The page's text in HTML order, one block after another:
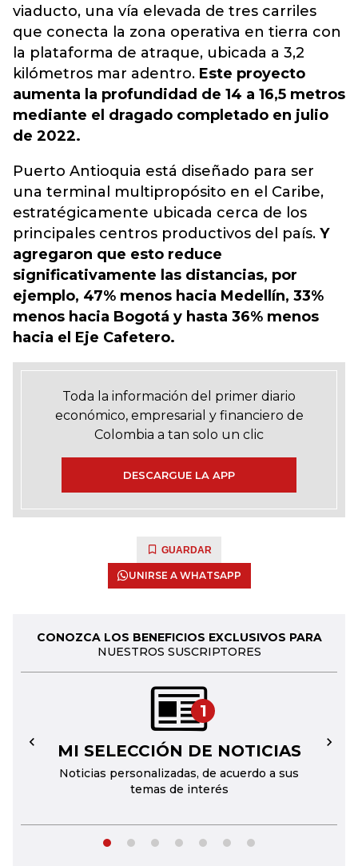
viaducto, una vía elevada de tres carriles
que conecta la zona operativa en tierra con
la plataforma de atraque, ubicada a 3,2
kilómetros mar adentro. Este proyecto
aumenta la profundidad de 14 a 16,5 metros
mediante el dragado completado en julio
de 2022.
Puerto Antioquia está diseñado para ser
una terminal multipropósito en el Caribe,
estratégicamente ubicada cerca de los
principales centros productivos del país. Y
agregaron que esto reduce
significativamente las distancias, por
ejemplo, 47% menos hacia Medellín, 33%
menos hacia Bogotá y hasta 36% menos
hacia el Eje Cafetero.
Toda la información del primer diario
económico, empresarial y financiero de
Colombia a tan solo un clic
DESCARGUE LA APP
GUARDAR
UNIRSE A WHATSAPP
CONOZCA LOS BENEFICIOS EXCLUSIVOS PARA
NUESTROS SUSCRIPTORES
1
MI SELECCIÓN DE NOTICIAS
Noticias personalizadas, de acuerdo a sus
temas de interés
← →